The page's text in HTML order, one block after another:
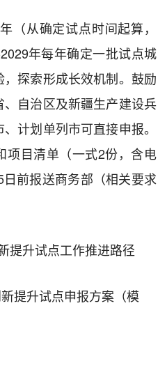
年（从确定试点时间起算，
9年每年确定一批试点城
，探索形成长效机制。 鼓励
、自治区及新疆生产建设兵
计划单列市可直接申报。
项目清单 （一式2份，含电
日前报送商务部 （相关要求
提升试点工作推进路径
提升试点申报方案（模